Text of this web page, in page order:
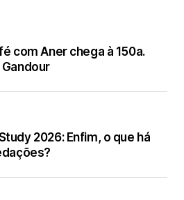
com Aner chega à 150a.
2026: Enfim, o que há